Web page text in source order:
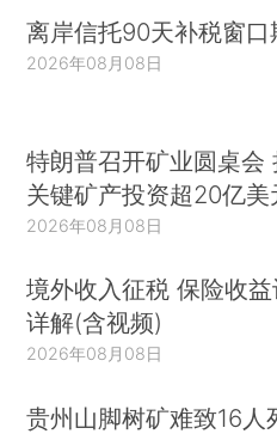
离岸信托90天补税窗口
2026年08月08日
特朗普召开矿业圆桌会
关键矿产投资超20亿美
2026年08月08日
境外收入征税 保险收
详解(含视频)
2026年08月08日
贵州山脚树矿难致16人